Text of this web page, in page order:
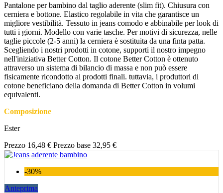
Pantalone per bambino dal taglio aderente (slim fit). Chiusura con
cerniera e bottone. Elastico regolabile in vita che garantisce un
migliore vestibilità. Tessuto in jeans comodo e abbinabile per look di
tutti i giorni. Modello con varie tasche. Per motivi di sicurezza, nelle
taglie piccole (2-5 anni) la cerniera è sostituita da una finta patta.
Scegliendo i nostri prodotti in cotone, supporti il nostro impegno
nell'iniziativa Better Cotton. Il cotone Better Cotton è ottenuto
attraverso un sistema di bilancio di massa e non può essere
fisicamente ricondotto ai prodotti finali. tuttavia, i produttori di
cotone beneficiano della domanda di Better Cotton in volumi
equivalenti.
Composizione
Ester
Prezzo 16,48 € Prezzo base 32,95 €
-30%
Anteprima